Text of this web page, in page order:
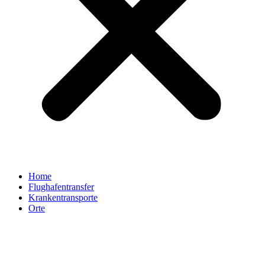
Home
Flughafentransfer
Krankentransporte
Orte